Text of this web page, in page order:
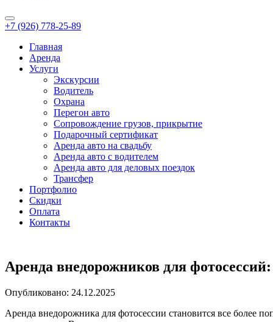
+7 (926) 778-25-89
Главная
Аренда
Услуги
Экскурсии
Водитель
Охрана
Перегон авто
Сопровождение грузов, прикрытие
Подарочный сертификат
Аренда авто на свадьбу
Аренда авто с водителем
Аренда авто для деловых поездок
Трансфер
Портфолио
Скидки
Оплата
Контакты
Аренда внедорожников для
Опубликовано: 24.12.2025
Аренда внедорожника для фотосессии становится все более